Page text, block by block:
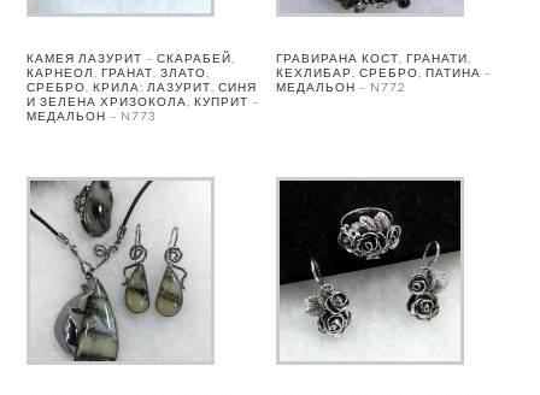
КАМЕЯ ЛАЗУРИТ – СКАРАБЕЙ,
КАРНЕОЛ, ГРАНАТ, ЗЛАТО,
СРЕБРО. КРИЛА: ЛАЗУРИТ, СИНЯ
И ЗЕЛЕНА ХРИЗОКОЛА, КУПРИТ –
МЕДАЛЬОН – N773
ГРАВИРАНА КОСТ, ГРАНАТИ,
КЕХЛИБАР, СРЕБРО, ПАТИНА –
МЕДАЛЬОН – N772